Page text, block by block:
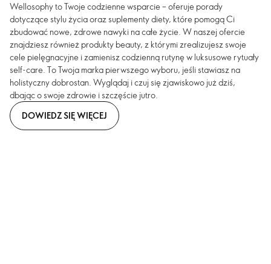
Wellosophy to Twoje codzienne wsparcie – oferuje porady
dotyczące stylu życia oraz suplementy diety, które pomogą Ci
zbudować nowe, zdrowe nawyki na całe życie. W naszej ofercie
znajdziesz również produkty beauty, z którymi zrealizujesz swoje
cele pielęgnacyjne i zamienisz codzienną rutynę w luksusowe rytuały
self-care. To Twoja marka pierwszego wyboru, jeśli stawiasz na
holistyczny dobrostan. Wyglądaj i czuj się zjawiskowo już dziś,
dbając o swoje zdrowie i szczęście jutro.
DOWIEDZ SIĘ WIĘCEJ